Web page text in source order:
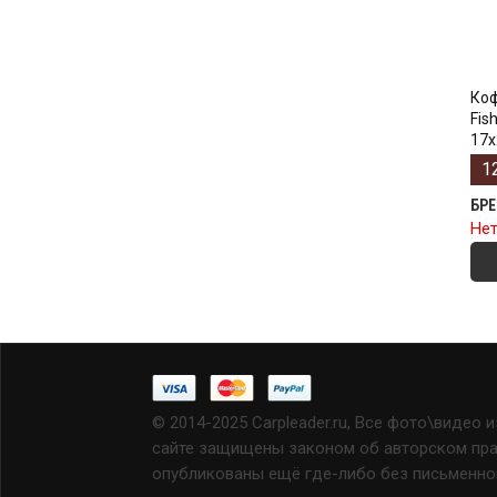
© 2014-2025 Carpleader.ru, Все фото\видео
сайте защищены законом об авторском
опубликованы ещё где-либо без